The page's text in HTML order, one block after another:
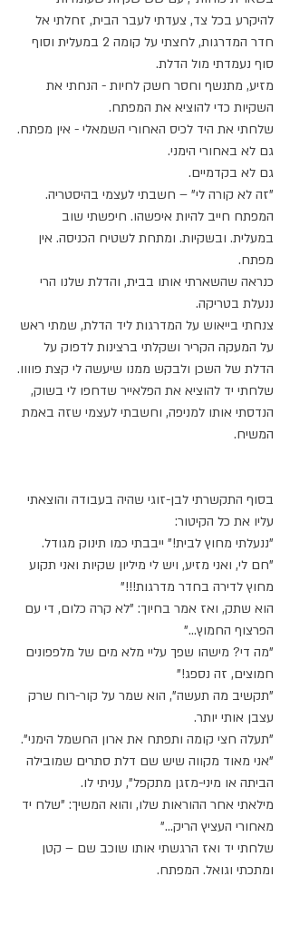
להיקרע בכל צד, צעדתי לעבר הבית, זחלתי אל
חדר המדרגות, לחצתי על קומה 2 במעלית וסוף
סוף נעמדתי מול הדלת.
מזיע, מתנשף וחסר חשק לחיות - הנחתי את
השקיות כדי להוציא את המפתח.
שלחתי את היד לכיס האחורי השמאלי - אין מפתח.
גם לא באחורי הימני.
גם לא בקדמיים.
"זה לא קורה לי" – חשבתי לעצמי בהיסטריה.
המפתח חייב להיות איפשהו. חיפשתי שוב
במעלית. ובשקיות. ומתחת לשטיח הכניסה. אין
מפתח.
כנראה שהשארתי אותו בבית, והדלת שלנו הרי
ננעלת בטריקה.
צנחתי בייאוש על המדרגות ליד הדלת, שמתי ראש
על המעקה הקריר ושקלתי ברצינות לדפוק על
הדלת של השכן ולבקש ממנו שיעשה לי קצת פוווו.
שלחתי יד להוציא את הפלאייר שדחפו לי בשוק,
הנדסתי אותו למניפה, וחשבתי לעצמי שזה באמת
המשיח.
בסוף התקשרתי לבן-זוגי שהיה בעבודה והוצאתי
עליו את כל הקיטור:
"ננעלתי מחוץ לבית!" ייבבתי כמו תינוק מגודל.
"חם לי, ואני מזיע, ויש לי מיליון שקיות ואני תקוע
מחוץ לדירה בחדר מדרגות!!!"
הוא שתק, ואז אמר בחיוך: "לא קרה כלום, די עם
הפרצוף החמוץ..."
"מה די? מישהו שפך עליי מלא מים של מלפפונים
חמוצים, זה נספג!"
"תקשיב מה תעשה", הוא שמר על קור-רוח שרק
עצבן אותי יותר.
"תעלה חצי קומה ותפתח את ארון החשמל הימני".
"אני מאוד מקווה שיש שם דלת סתרים שמובילה
הביתה או מיני-מזגן מתקפל", עניתי לו.
מילאתי אחר ההוראות שלו, והוא המשיך: "שלח יד
מאחורי העציץ הריק..."
שלחתי יד ואז הרגשתי אותו שוכב שם – קטן
ומתכתי וגואל. המפתח.